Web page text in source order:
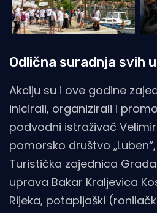
Odlična suradnja svih
Akciju su i ove godine
inicirali, organizirali i
podvodni istraživač
pomorsko društvo
Turistička zajednica Grada
uprava Bakar Kraljevica
Rijeka, potapljaški